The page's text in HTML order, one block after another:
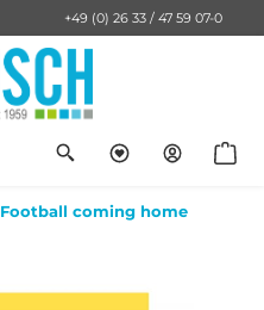
+49 (0) 26 33 / 47 59 07-0
Du hast 0
Football coming home